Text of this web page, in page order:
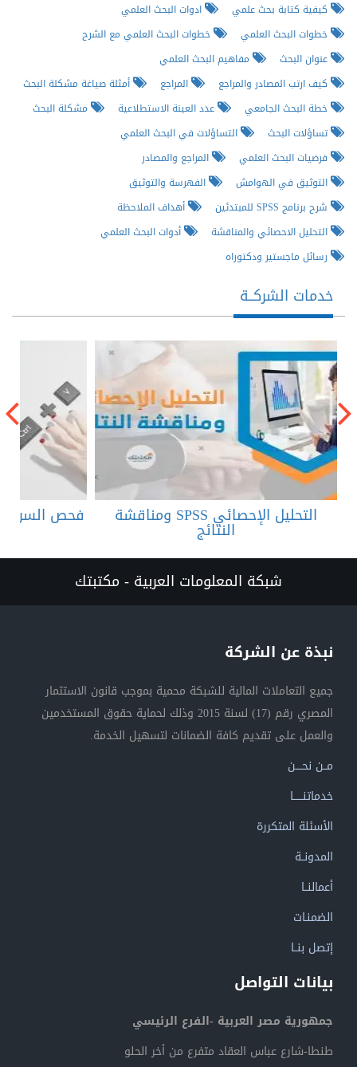
كيفية كتابة بحث علمي
ادوات البحث العلمي
خطوات البحث العلمي
خطوات البحث العلمي مع الشرح
عنوان البحث
مفاهيم البحث العلمي
كيف ارتب المصادر والمراجع
المراجع
أمثلة صياغة مشكلة البحث
خطة البحث الجامعي
عدد العينة الاستطلاعية
مشكلة البحث
تساؤلات البحث
التساؤلات في البحث العلمي
فرضيات البحث العلمي
المراجع والمصادر
التوثيق في الهوامش
الفهرسة والتوثيق
شرح برنامج SPSS للمبتدئين
أهداف الملاحظة
التحليل الاحصائي والمناقشة
أدوات البحث العلمي
رسائل ماجستير ودكتوراه
خدمات الشركــة
التحليل الإحصائي SPSS ومناقشة
النتائج
فحص السرقة
شبكة المعلومات العربية - مكتبتك
نبذة عن الشركة
جميع التعاملات المالية للشبكة محمية بموجب قانون الاستثمار
المصري رقم (17) لسنة 2015 وذلك لحماية حقوق المستخدمين
والعمل على تقديم كافة الضمانات لتسهيل الخدمة.
مــن نحــــن
خدماتنــــــا
الأسئلة المتكررة
المدونــة
أعمالنــا
الضمنـات
إتصل بنــا
بيانات التواصل
جمهورية مصر العربية -الفرع الرئيسي
طنطا-شارع عباس العقاد متفرع من أخر الحلو